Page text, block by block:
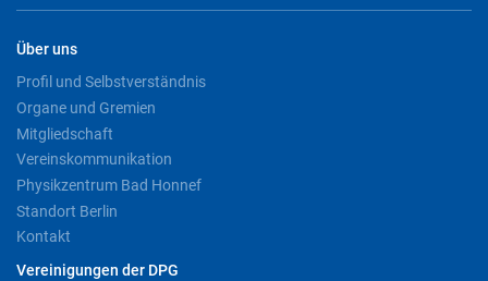
Über uns
Profil und Selbstverständnis
Organe und Gremien
Mitgliedschaft
Vereinskommunikation
Physikzentrum Bad Honnef
Standort Berlin
Kontakt
Vereinigungen der DPG